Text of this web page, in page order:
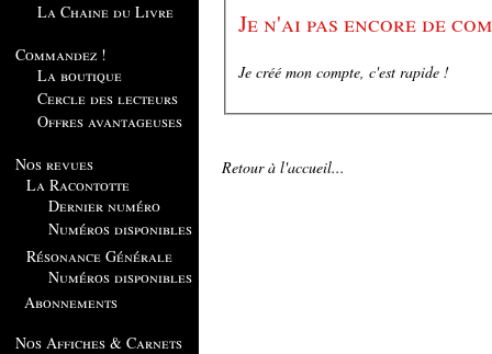
La Chaine du Livre
Commandez !
La boutique
Cercle des lecteurs
Offres avantageuses
Nos revues
La Racontotte
Dernier numéro
Numéros disponibles
Résonance Générale
Numéros disponibles
Abonnements
Nos Affiches & Carnets
Je n'ai pas encore de
Je créé mon compte, c'est rapide !
Retour à l'accueil...